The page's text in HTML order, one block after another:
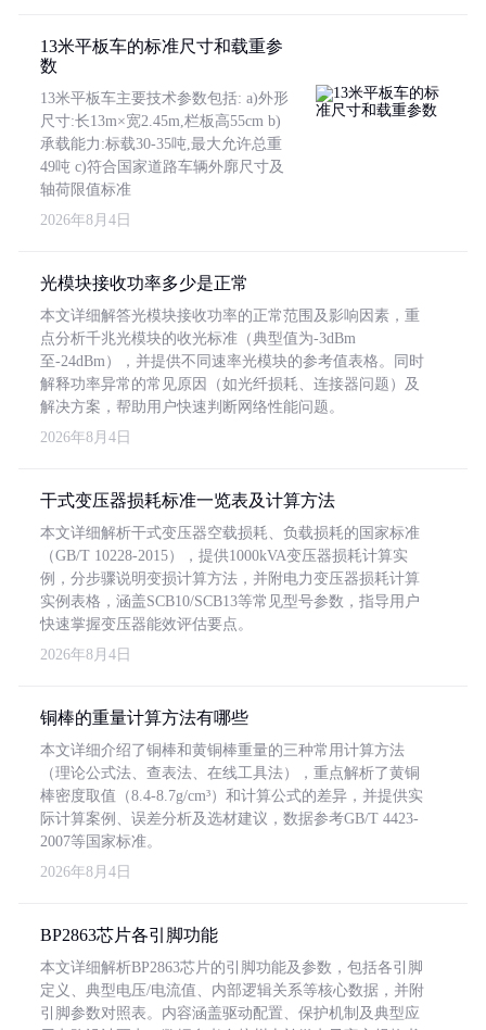
13米平板车的标准尺寸和载重参
数
13米平板车主要技术参数包括: a)外形
尺寸:长13m×宽2.45m,栏板高55cm b)
承载能力:标载30-35吨,最大允许总重
49吨 c)符合国家道路车辆外廓尺寸及
轴荷限值标准
2026年8月4日
光模块接收功率多少是正常
本文详细解答光模块接收功率的正常范围及影响因素，重
点分析千兆光模块的收光标准（典型值为-3dBm
至-24dBm），并提供不同速率光模块的参考值表格。同时
解释功率异常的常见原因（如光纤损耗、连接器问题）及
解决方案，帮助用户快速判断网络性能问题。
2026年8月4日
干式变压器损耗标准一览表及计算方法
本文详细解析干式变压器空载损耗、负载损耗的国家标准
（GB/T 10228-2015），提供1000kVA变压器损耗计算实
例，分步骤说明变损计算方法，并附电力变压器损耗计算
实例表格，涵盖SCB10/SCB13等常见型号参数，指导用户
快速掌握变压器能效评估要点。
2026年8月4日
铜棒的重量计算方法有哪些
本文详细介绍了铜棒和黄铜棒重量的三种常用计算方法
（理论公式法、查表法、在线工具法），重点解析了黄铜
棒密度取值（8.4-8.7g/cm³）和计算公式的差异，并提供实
际计算案例、误差分析及选材建议，数据参考GB/T 4423-
2007等国家标准。
2026年8月4日
BP2863芯片各引脚功能
本文详细解析BP2863芯片的引脚功能及参数，包括各引脚
定义、典型电压/电流值、内部逻辑关系等核心数据，并附
引脚参数对照表。内容涵盖驱动配置、保护机制及典型应